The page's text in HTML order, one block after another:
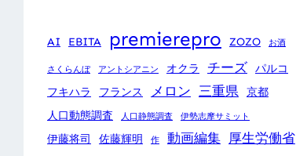
AI EBITA premierepro ZOZO お酒
さくらんぼ アントシアニン オクラ チーズ パルコ
フキハラ
フランス メロン 三重県
京都
人口動態調査
人口静態調査 伊勢志摩サミット
伊藤将司 佐藤輝明 作 動画編集 厚生労働省